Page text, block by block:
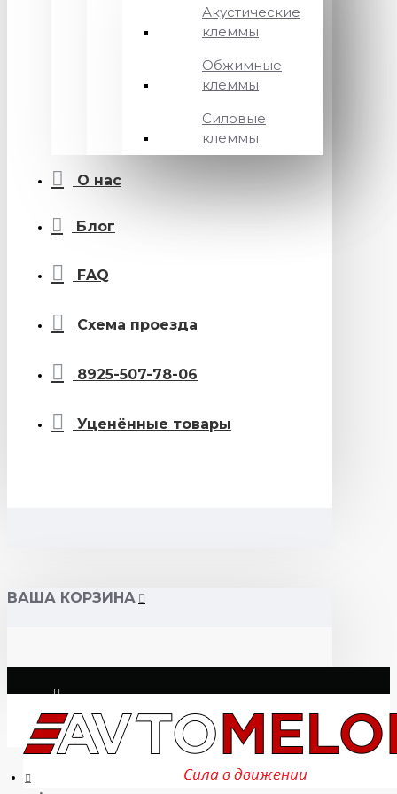
Акустические
клеммы
Обжимные
клеммы
Силовые
клеммы
О нас
Блог
FAQ
Схема проезда
8925-507-78-06
Уценённые товары
ВАША КОРЗИНА
Логин
Регистрация